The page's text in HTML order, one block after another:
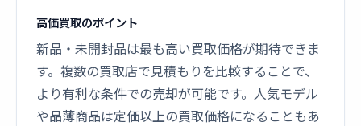
高価買取のポイント
新品・未開封品は最も高い買取価格が期待できま
す。複数の買取店で見積もりを比較することで、
より有利な条件での売却が可能です。人気モデル
や品薄商品は定価以上の買取価格になることもあ